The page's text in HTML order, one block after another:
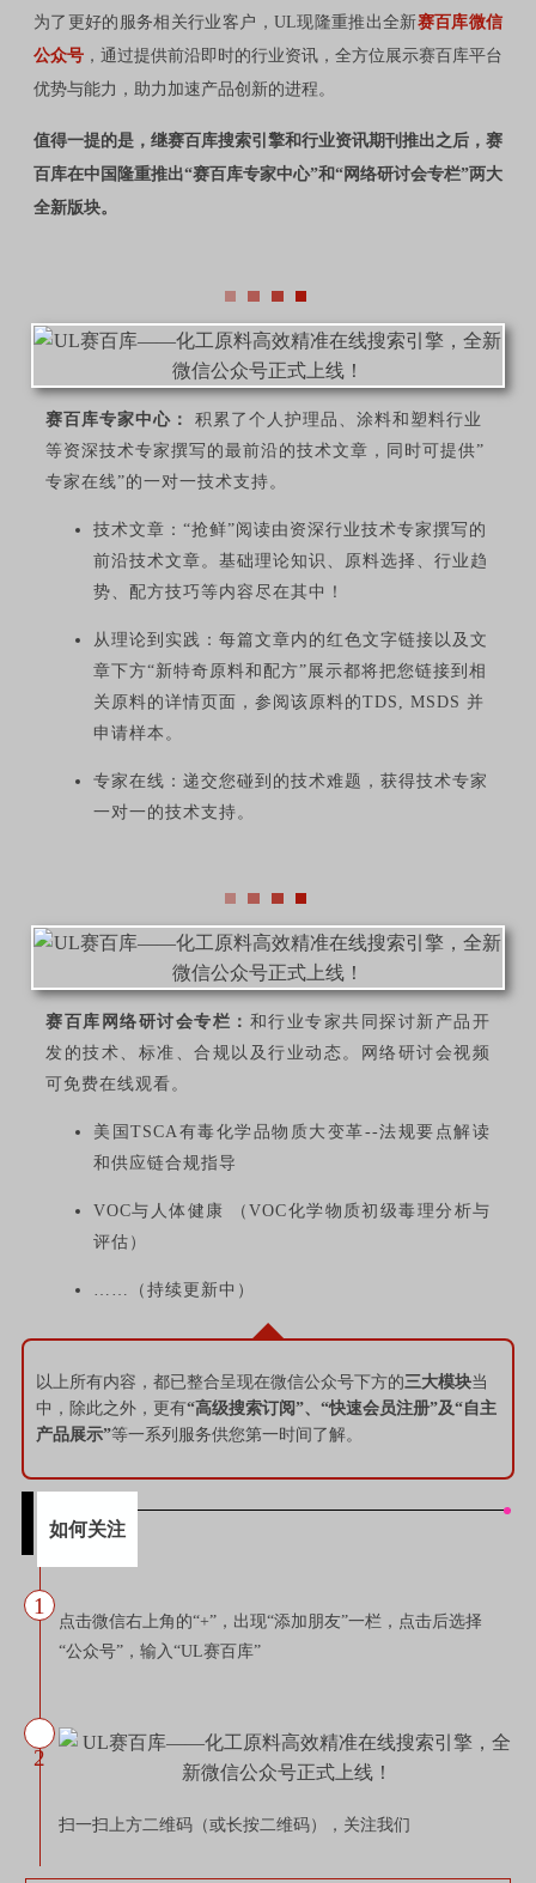
为了更好的服务相关行业客户，UL现隆重推出全新赛百库微信
公众号 ，通过提供前沿即时的行业资讯，全方位展示赛百库平台
优势与能力，助力加速产品创新的进程。
值得一提的是，继赛百库搜索引擎和行业资讯期刊推出之后，赛
百库在中国隆重推出“赛百库专家中心”和“网络研讨会专栏”两大
全新版块。
赛百库专家中心：
积累了个人护理品、涂料和塑料行业
等资深技术专家撰写的最前沿的技术文章，同时可提供”
专家在线”的一对一技术支持。
技术文章：“抢鲜”阅读由资深行业技术专家撰写的
前沿技术文章。基础理论知识、原料选择、行业趋
势、配方技巧等内容尽在其中！
从理论到实践：每篇文章内的红色文字链接以及文
章下方“新特奇原料和配方”展示都将把您链接到相
关原料的详情页面，参阅该原料的TDS, MSDS 并
申请样本。
专家在线：递交您碰到的技术难题，获得技术专家
一对一的技术支持。
赛百库网络研讨会专栏： 和行业专家共同探讨新产品开
发的技术、标准、合规以及行业动态。网络研讨会视频
可免费在线观看。
美国TSCA有毒化学品物质大变革--法规要点解读
和供应链合规指导
VOC与人体健康 （VOC化学物质初级毒理分析与
评估）
……（持续更新中）
以上所有内容，都已整合呈现在微信公众号下方的三大模块当
中，除此之外，更有“高级搜索订阅”、“快速会员注册”及“自主
产品展示”等一系列服务供您第一时间了解。
如何关注
1
点击微信右上角的“+”，出现“添加朋友”一栏，点击后选择
“公众号”，输入“UL赛百库”
2
扫一扫上方二维码（或长按二维码），关注我们